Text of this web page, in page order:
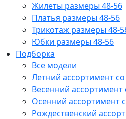
Жилеты размеры 48-56
Платья размеры 48-56
Трикотаж размеры 48-
Юбки размеры 48-56
Подборка
Все модели
Летний ассортимент
Весенний ассортимент
Осенний ассортимент
Рождественский